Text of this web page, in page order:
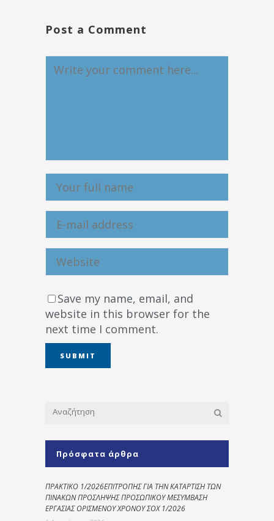
Post a Comment
Save my name, email, and
website in this browser for the
next time I comment.
Πρόσφατα άρθρα
ΠΡΑΚΤΙΚΟ 1/2026ΕΠΙΤΡΟΠΗΣ ΓΙΑ ΤΗΝ ΚΑΤΑΡΤΙΣΗ ΤΩΝ
ΠΙΝΑΚΩΝ ΠΡΟΣΛΗΨΗΣ ΠΡΟΣΩΠΙΚΟΥ ΜΕΣΥΜΒΑΣΗ
ΕΡΓΑΣΙΑΣ ΟΡΙΣΜΕΝΟΥ ΧΡΟΝΟΥ ΣΟΧ 1/2026